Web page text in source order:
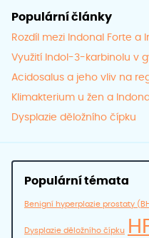
Populární články
Rozdíl mezi Indonal Forte a
Využití Indol-3-karbinolu v
Acidosalus a jeho vliv na
Klimakterium u žen a
Dysplazie děložního čípku
Populární témata
Benigní hyperplazie prostaty
Dysplazie děložního čípku